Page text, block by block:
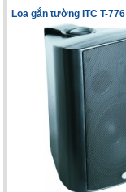
Loa gắn tường ITC T-776